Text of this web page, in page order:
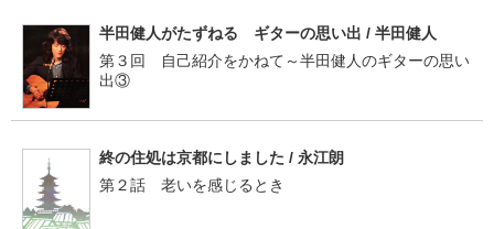
半田健人がたずねる ギターの思い出 / 半田健人
第３回 自己紹介をかねて～半田健人のギターの思い
出③
終の住処は京都にしました / 永江朗
第２話 老いを感じるとき